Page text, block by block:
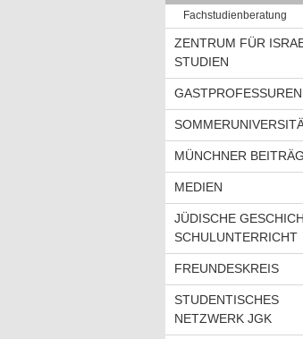
Fachstudienberatung
ZENTRUM FÜR
STUDIEN
GASTPROFESSUREN
MÜNCHNER
MEDIEN
JÜDISCHE
SCHULUNTERRICHT
FREUNDESKREIS
STUDENTISCHES
NETZWERK JGK